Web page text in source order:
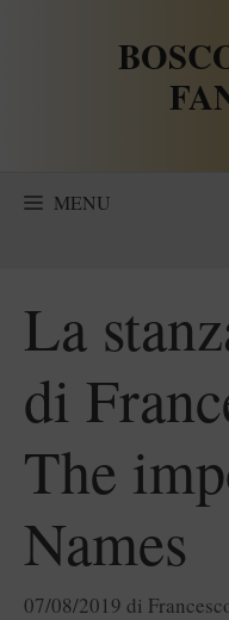
MENU
La
di
The
Names
07/08/2019 di